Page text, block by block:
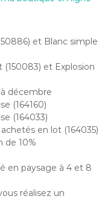
et Blanc simple
et Explosion
décembre
(164160)
(164033)
en lot (164035)
de 10%
en paysage à 4 et 8
réalisez un